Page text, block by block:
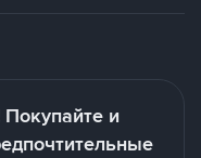
Покупайте и